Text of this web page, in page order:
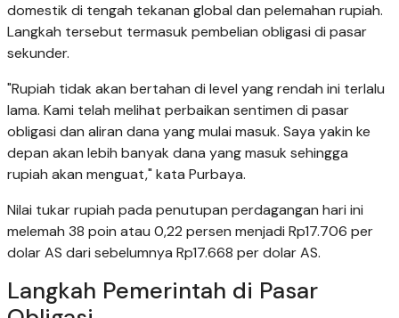
domestik di tengah tekanan global dan pelemahan rupiah.
Langkah tersebut termasuk pembelian obligasi di pasar
sekunder.
"Rupiah tidak akan bertahan di level yang rendah ini terlalu
lama. Kami telah melihat perbaikan sentimen di pasar
obligasi dan aliran dana yang mulai masuk. Saya yakin ke
depan akan lebih banyak dana yang masuk sehingga
rupiah akan menguat," kata Purbaya.
Nilai tukar rupiah pada penutupan perdagangan hari ini
melemah 38 poin atau 0,22 persen menjadi Rp17.706 per
dolar AS dari sebelumnya Rp17.668 per dolar AS.
Langkah Pemerintah di Pasar